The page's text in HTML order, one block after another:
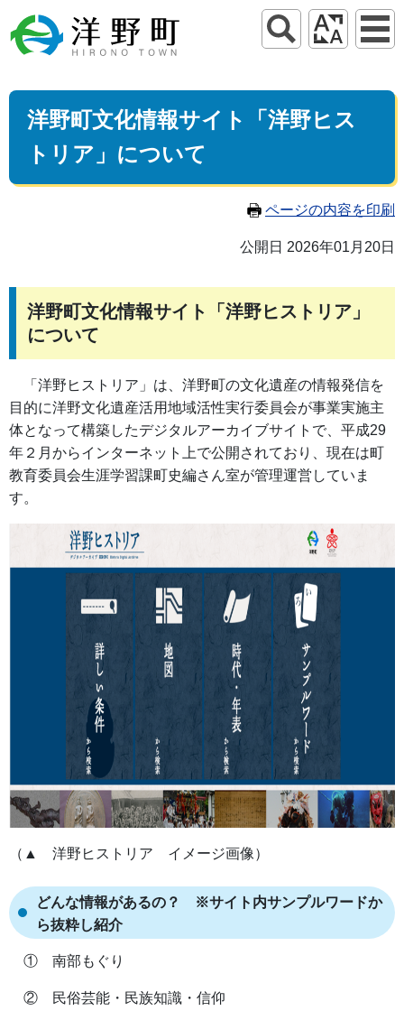
洋野町文化情報サイト「洋野ヒス
トリア」について
ページの内容を印刷
公開日 2026年01月20日
洋野町文化情報サイト「洋野ヒストリア」
について
「洋野ヒストリア」は、洋野町の文化遺産の情報発信を
目的に洋野文化遺産活用地域活性実行委員会が事業実施主
体となって構築したデジタルアーカイブサイトで、平成29
年２月からインターネット上で公開されており、現在は町
教育委員会生涯学習課町史編さん室が管理運営していま
す。
（▲ 洋野ヒストリア イメージ画像）
どんな情報があるの？ ※サイト内サンプルワードか
ら抜粋し紹介
① 南部もぐり
② 民俗芸能・民族知識・信仰